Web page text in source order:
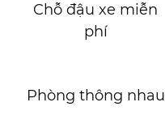
Chỗ đậu xe miễn
phí
Phòng thông nhau